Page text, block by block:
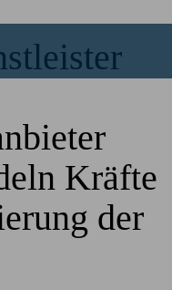
Kräfte
der